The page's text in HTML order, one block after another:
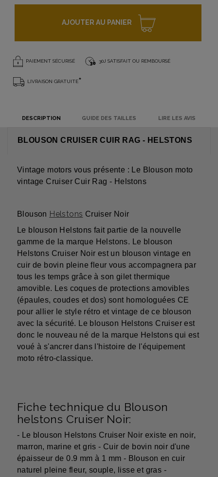
AJOUTER AU PANIER
PAIEMENT SÉCURISÉ 30J SATISFAIT OU REMBOURSÉ
LIVRAISON GRATUITE*
DESCRIPTION GUIDE DES TAILLES LIRE LES AVIS
BLOUSON CRUISER CUIR RAG - HELSTONS
Vintage motors vous présente : Le Blouson moto
vintage Cruiser Cuir Rag - Helstons
Blouson Helstons Cruiser Noir
Le blouson Helstons fait partie de la nouvelle
gamme de la marque Helstons. Le blouson
Helstons Cruiser Noir est un blouson vintage en
cuir de bovin pleine fleur vous accompagnera par
tous les temps grâce à son gilet thermique
amovible. Les coques de protections amovibles
(épaules, coudes et dos) sont homologuées CE
pour allier le style rétro et vintage de ce blouson
avec la sécurité. Le blouson Helstons Cruiser est
donc le nouveau né de la marque Helstons qui est
voué à s'ancrer dans l'histoire de l'équipement
moto rétro-classique.
Fiche technique du Blouson
helstons Cruiser Noir:
- Le blouson Helstons Cruiser Noir existe en noir,
marron, marine et gris - Cuir de bovin noir d'une
épaisseur de 0.9 mm à 1 mm - Blouson en cuir
naturel pleine fleur, souple, lisse et gras -